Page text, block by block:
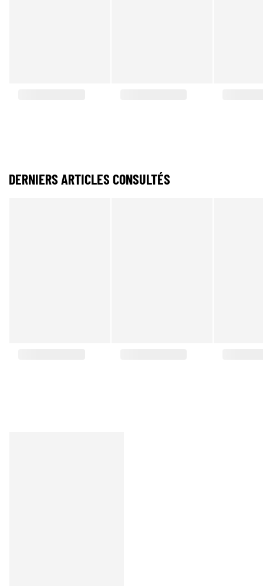
DERNIERS ARTICLES CONSULTÉS